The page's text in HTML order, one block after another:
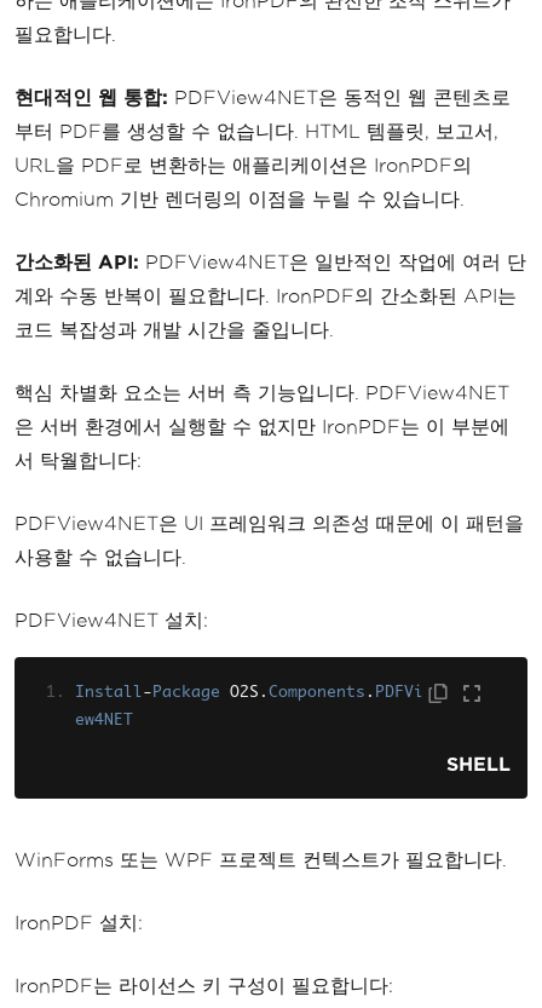
필요합니다.
현대적인 웹 통합: PDFView4NET은 동적인 웹 콘텐츠로
부터 PDF를 생성할 수 없습니다. HTML 템플릿, 보고서,
URL을 PDF로 변환하는 애플리케이션은 IronPDF의
Chromium 기반 렌더링의 이점을 누릴 수 있습니다.
간소화된 API: PDFView4NET은 일반적인 작업에 여러 단
계와 수동 반복이 필요합니다. IronPDF의 간소화된 API는
코드 복잡성과 개발 시간을 줄입니다.
핵심 차별화 요소는 서버 측 기능입니다. PDFView4NET
은 서버 환경에서 실행할 수 없지만 IronPDF는 이 부분에
서 탁월합니다:
PDFView4NET은 UI 프레임워크 의존성 때문에 이 패턴을
사용할 수 없습니다.
PDFView4NET 설치:
Install- Package O2S . Components . PDFVi
ew4NET
SHELL
WinForms 또는 WPF 프로젝트 컨텍스트가 필요합니다.
IronPDF 설치:
IronPDF는 라이선스 키 구성이 필요합니다: